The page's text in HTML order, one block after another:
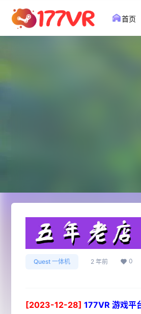
首页
Quest 一体机 2 年前 0
[2023-12-28] 177VR 游戏平